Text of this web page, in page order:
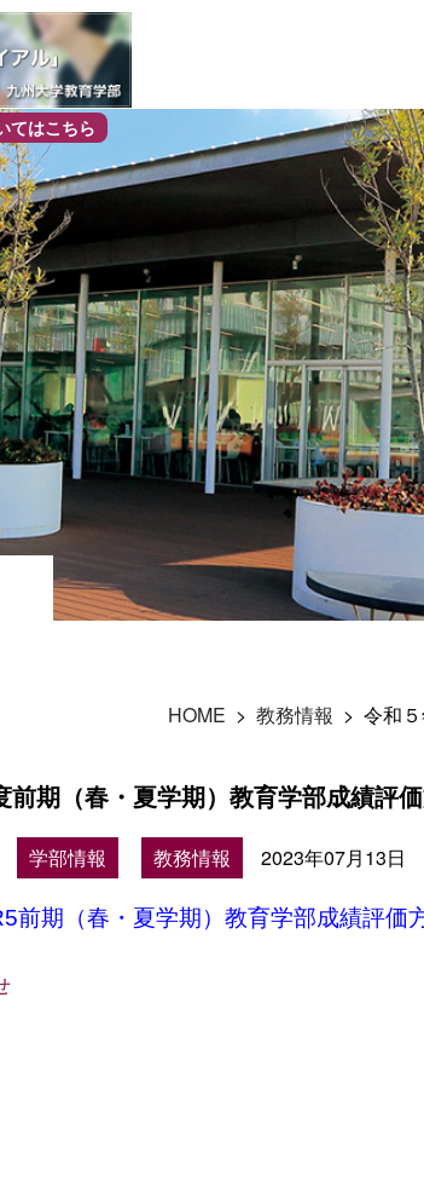
てはこちら
HOME > 教務情報 > 令和
前期（春・夏学期）教育学部成績評
学部情報 教務情報 2023年07月13日
前期（春・夏学期）教育学部成績評価